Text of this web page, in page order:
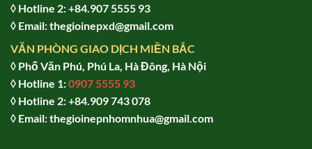
◊ Hotline 2: +84.907 5555 93
◊ Email: thegioinepxd@gmail.com
VĂN PHÒNG GIAO DỊCH MIỀN BẮC
◊ Phố Văn Phú, Phú La, Hà Đông, Hà Nội
◊ Hotline 1:0907 5555 93
◊ Hotline 2:+84.909 743 078
◊ Email: thegioinepnhomnhua@gmail.com